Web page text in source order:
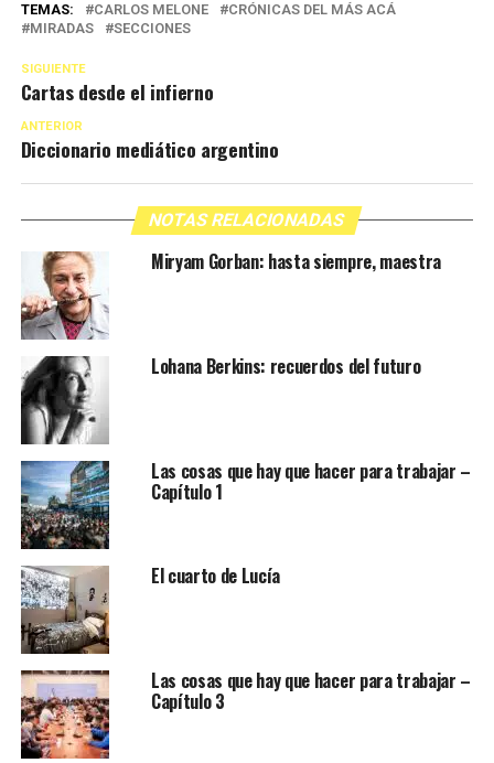
TEMAS: CARLOS MELONE
CRÓNICAS DEL MÁS ACÁ
MIRADAS
SECCIONES
SIGUIENTE
Cartas desde el infierno
ANTERIOR
Diccionario mediático argentino
NOTAS RELACIONADAS
Miryam Gorban: hasta siempre, maestra
Lohana Berkins: recuerdos del futuro
Las cosas que hay que hacer para trabajar –
Capítulo 1
El cuarto de Lucía
Las cosas que hay que hacer para trabajar –
Capítulo 3